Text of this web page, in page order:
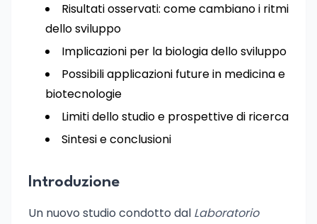
Risultati osservati: come cambiano i ritmi
dello sviluppo
Implicazioni per la biologia dello sviluppo
Possibili applicazioni future in medicina e
biotecnologie
Limiti dello studio e prospettive di ricerca
Sintesi e conclusioni
Introduzione
Un nuovo studio condotto dal Laboratorio